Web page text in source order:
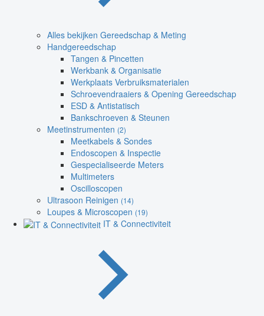
Alles bekijken Gereedschap & Meting
Handgereedschap
Tangen & Pincetten
Werkbank & Organisatie
Werkplaats Verbruiksmaterialen
Schroevendraaiers & Opening Gereedschap
ESD & Antistatisch
Bankschroeven & Steunen
Meetinstrumenten (2)
Meetkabels & Sondes
Endoscopen & Inspectie
Gespecialiseerde Meters
Multimeters
Oscilloscopen
Ultrasoon Reinigen (14)
Loupes & Microscopen (19)
IT & Connectiviteit